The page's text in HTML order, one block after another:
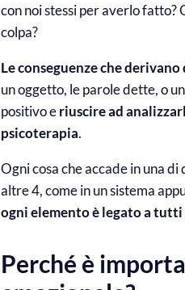
con noi stessi per averlo fatto?
colpa?
Le conseguenze che
un oggetto, le parole dette, o
positivo eriuscire ad
psicoterapia.
Ogni cosa che accade in una
altre 4, come in un sistema
ogni elemento è legato a
Perché è